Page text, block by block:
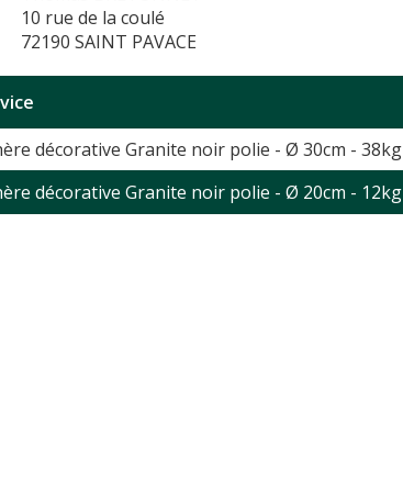
10 rue de la coulé
72190 SAINT PAVACE
décorative Granite noir polie - Ø 30cm - 38kg
décorative Granite noir polie - Ø 20cm - 12kg